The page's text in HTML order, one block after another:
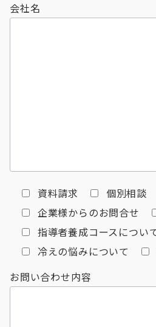
会社名
資料請求
個別相談
企業様からのお問合せ
指導者養成コースについ
冷えの悩みについて
お問い合わせ内容